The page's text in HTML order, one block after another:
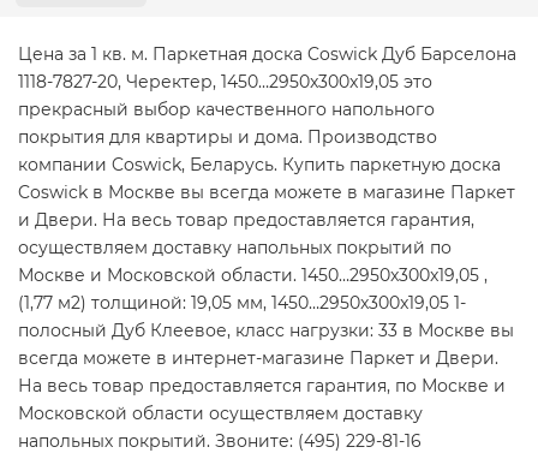
Цена за 1 кв. м. Паркетная доска Coswick Дуб Барселона
1118-7827-20, Черектер, 1450…2950x300x19,05 это
прекрасный выбор качественного напольного
покрытия для квартиры и дома. Производство
компании Coswick, Беларусь. Купить паркетную доска
Coswick в Москве вы всегда можете в магазине Паркет
и Двери. На весь товар предоставляется гарантия,
осуществляем доставку напольных покрытий по
Москве и Московской области. 1450…2950x300x19,05 ,
(1,77 м2) толщиной: 19,05 мм, 1450…2950x300x19,05 1-
полосный Дуб Клеевое, класс нагрузки: 33 в Москве вы
всегда можете в интернет-магазине Паркет и Двери.
На весь товар предоставляется гарантия, по Москве и
Московской области осуществляем доставку
напольных покрытий. Звоните: (495) 229-81-16